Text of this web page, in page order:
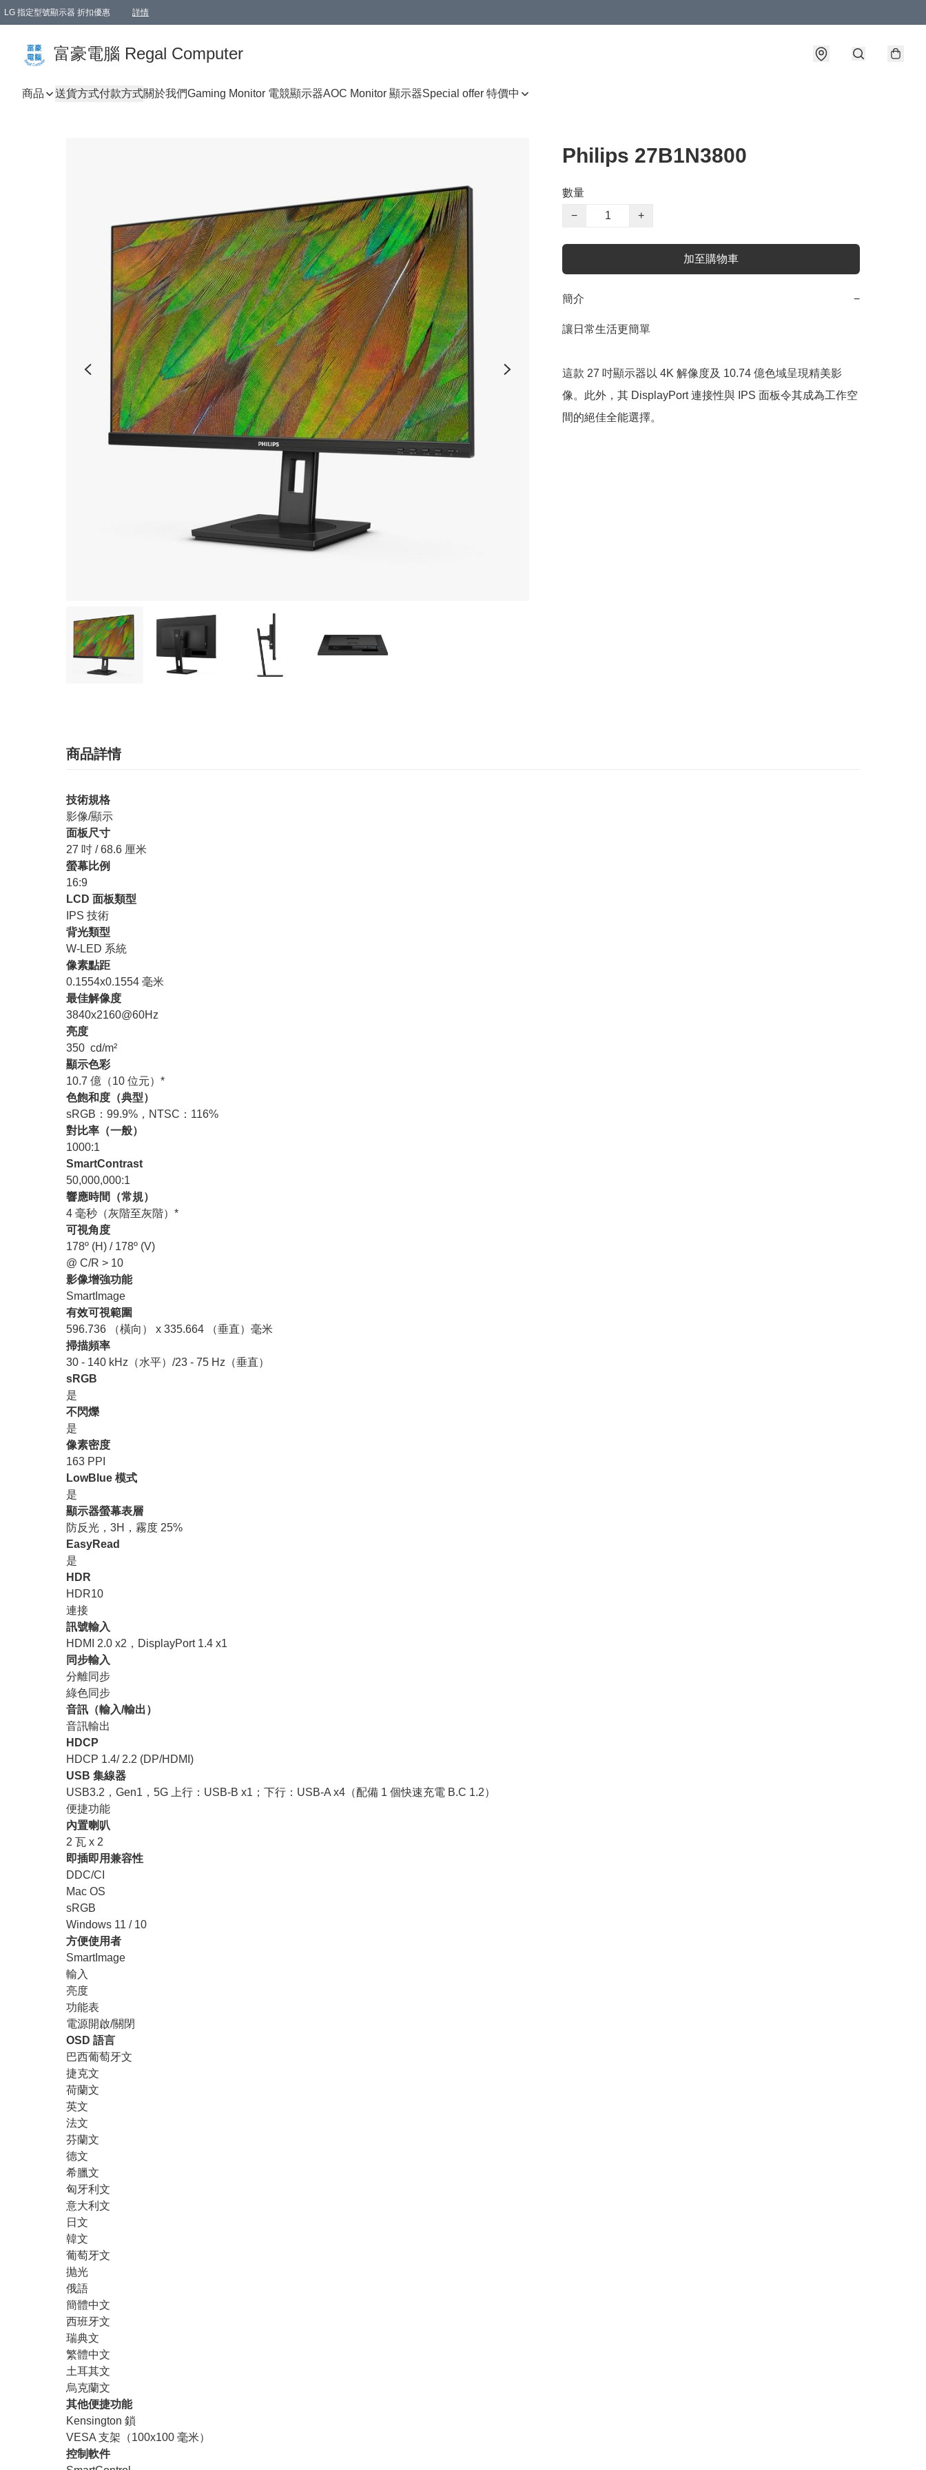
LG 指定型號顯示器 折扣優惠 詳情
富豪電腦 Regal Computer
商品 送貨方式付款方式關於我們Gaming Monitor 電競顯示器AOC Monitor 顯示器Special offer 特價中
Philips 27B1N3800
數量
−
+
加至購物車
簡介 −
讓日常生活更簡單
這款 27 吋顯示器以 4K 解像度及 10.74 億色域呈現精美影
像。此外，其 DisplayPort 連接性與 IPS 面板令其成為工作空
間的絕佳全能選擇。
商品詳情
技術規格
影像/顯示
面板尺寸
27 吋 / 68.6 厘米
螢幕比例
16:9
LCD 面板類型
IPS 技術
背光類型
W-LED 系統
像素點距
0.1554x0.1554 毫米
最佳解像度
3840x2160@60Hz
亮度
350 cd/m²
顯示色彩
10.7 億（10 位元）*
色飽和度（典型）
sRGB：99.9%，NTSC：116%
對比率（一般）
1000:1
SmartContrast
50,000,000:1
響應時間（常規）
4 毫秒（灰階至灰階）*
可視角度
178º (H) / 178º (V)
@ C/R > 10
影像增強功能
SmartImage
有效可視範圍
596.736 （橫向） x 335.664 （垂直）毫米
掃描頻率
30 - 140 kHz（水平）/23 - 75 Hz（垂直）
sRGB
是
不閃爍
是
像素密度
163 PPI
LowBlue 模式
是
顯示器螢幕表層
防反光，3H，霧度 25%
EasyRead
是
HDR
HDR10
連接
訊號輸入
HDMI 2.0 x2，DisplayPort 1.4 x1
同步輸入
分離同步
綠色同步
音訊（輸入/輸出）
音訊輸出
HDCP
HDCP 1.4/ 2.2 (DP/HDMI)
USB 集線器
USB3.2，Gen1，5G 上行：USB-B x1；下行：USB-A x4（配備 1 個快速充電 B.C 1.2）
便捷功能
內置喇叭
2 瓦 x 2
即插即用兼容性
DDC/CI
Mac OS
sRGB
Windows 11 / 10
方便使用者
SmartImage
輸入
亮度
功能表
電源開啟/關閉
OSD 語言
巴西葡萄牙文
捷克文
荷蘭文
英文
法文
芬蘭文
德文
希臘文
匈牙利文
意大利文
日文
韓文
葡萄牙文
抛光
俄語
簡體中文
西班牙文
瑞典文
繁體中文
土耳其文
烏克蘭文
其他便捷功能
Kensington 鎖
VESA 支架（100x100 毫米）
控制軟件